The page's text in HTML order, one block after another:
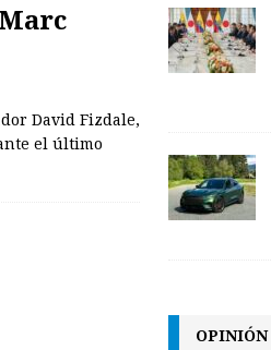
David Fizdale,
el último
OPINIÓN